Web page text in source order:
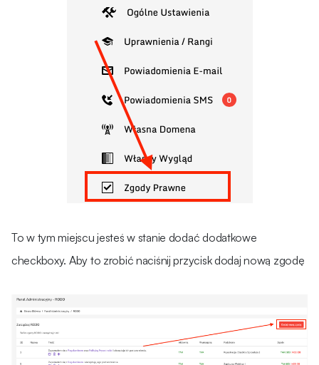
To w tym miejscu jesteś w stanie dodać dodatkowe
checkboxy. Aby to zrobić naciśnij przycisk dodaj nową zgodę